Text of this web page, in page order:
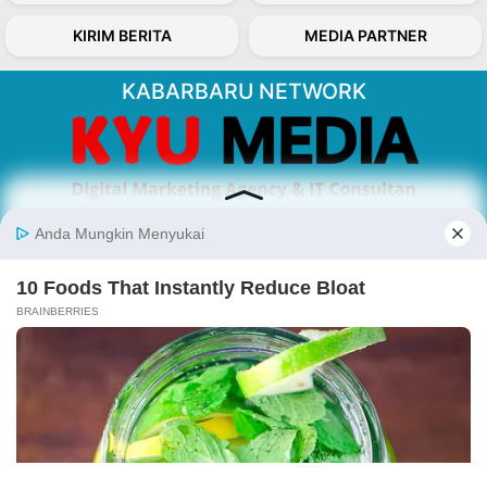
KIRIM BERITA MEDIA PARTNER
KABARBARU NETWORK
inspiratif dari sudut pandang berbaik sangka
serta terverifikasi dari sumber yang tepat.
Follow Kabarbaru